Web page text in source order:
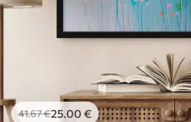
41.67€25.00 €